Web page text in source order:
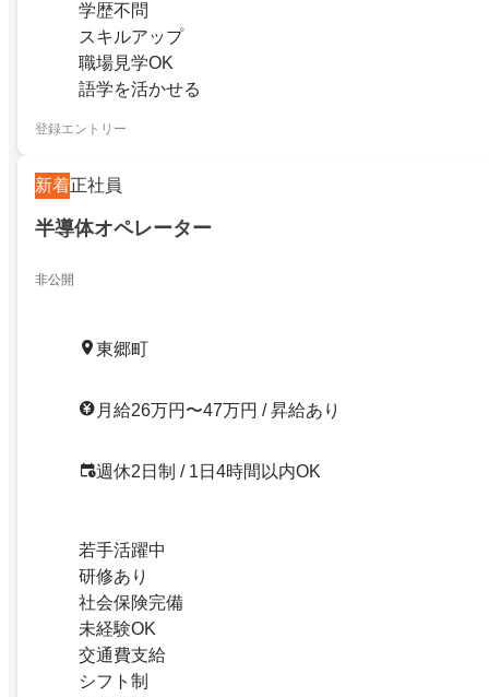
学歴不問
スキルアップ
職場見学OK
語学を活かせる
登録エントリー
新着正社員
半導体オペレーター
非公開
東郷町
月給26万円〜47万円 / 昇給あり
週休2日制 / 1日4時間以内OK
若手活躍中
研修あり
社会保険完備
未経験OK
交通費支給
シフト制